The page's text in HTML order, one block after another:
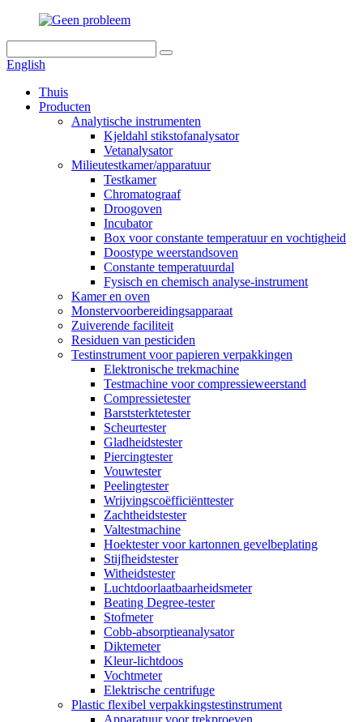
English
Thuis
Producten
Analytische instrumenten
Kjeldahl stikstofanalysator
Vetanalysator
Milieutestkamer/apparatuur
Testkamer
Chromatograaf
Droogoven
Incubator
Box voor constante temperatuur en vochtigheid
Doostype weerstandsoven
Constante temperatuurdal
Fysisch en chemisch analyse-instrument
Kamer en oven
Monstervoorbereidingsapparaat
Zuiverende faciliteit
Residuen van pesticiden
Testinstrument voor papieren verpakkingen
Elektronische trekmachine
Testmachine voor compressieweerstand
Compressietester
Barststerktetester
Scheurtester
Gladheidstester
Piercingtester
Vouwtester
Peelingtester
Wrijvingscoëfficiënttester
Zachtheidstester
Valtestmachine
Hoektester voor kartonnen gevelbeplating
Stijfheidstester
Witheidstester
Luchtdoorlaatbaarheidsmeter
Beating Degree-tester
Stofmeter
Cobb-absorptieanalysator
Diktemeter
Kleur-lichtdoos
Vochtmeter
Elektrische centrifuge
Plastic flexibel verpakkingstestinstrument
Apparatuur voor trekproeven